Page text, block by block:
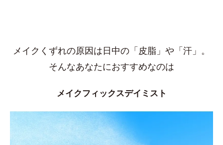
メイクくずれの原因は日中の「皮脂」や「汗」。
そんなあなたにおすすめなのは
メイクフィックスデイミスト